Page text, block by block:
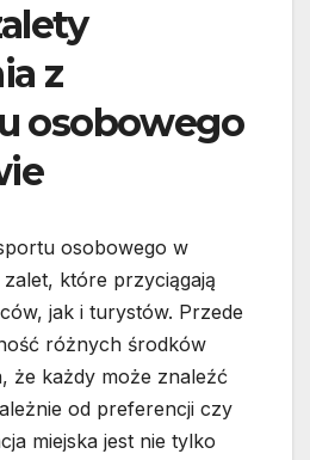
z
osobowego
osobowego w
które przyciągają
jak i turystów. Przede
różnych środków
że każdy może znaleźć
od preferencji czy
miejska jest nie tylko